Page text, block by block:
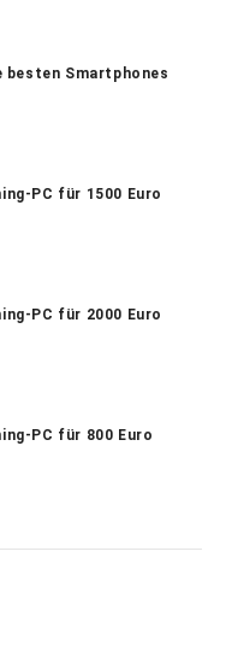
besten Smartphones
PC für 1500 Euro
PC für 2000 Euro
PC für 800 Euro